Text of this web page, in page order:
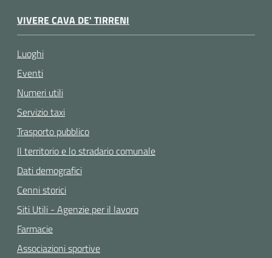
VIVERE CAVA DE' TIRRENI
Luoghi
Eventi
Numeri utili
Servizio taxi
Trasporto pubblico
Il territorio e lo stradario comunale
Dati demografici
Cenni storici
Siti Utili - Agenzie per il lavoro
Farmacie
Associazioni sportive